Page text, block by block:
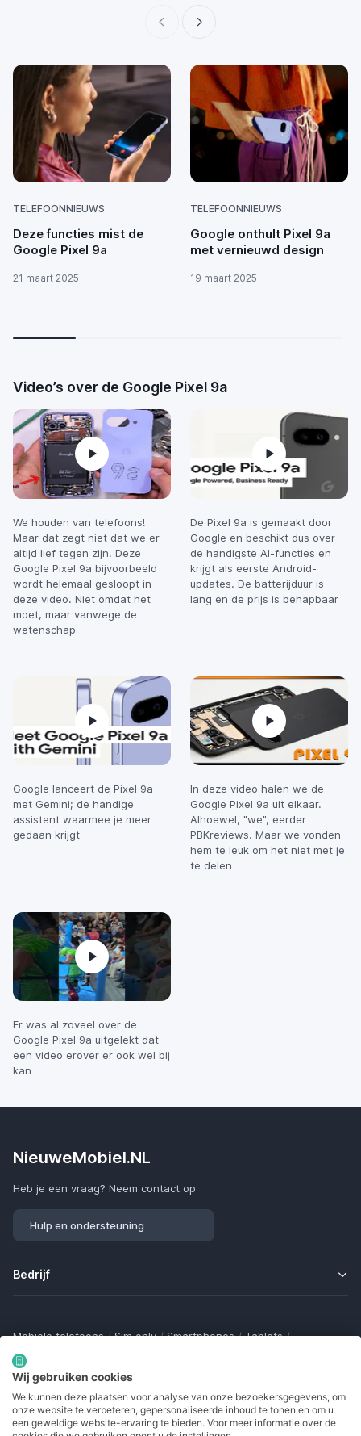
TELEFOONNIEUWS
Deze functies mist de
Google Pixel 9a
21 maart 2025
TELEFOONNIEUWS
Google onthult Pixel 9a
met vernieuwd design
19 maart 2025
Video’s over de Google Pixel 9a
We houden van telefoons!
Maar dat zegt niet dat we er
altijd lief tegen zijn. Deze
Google Pixel 9a bijvoorbeeld
wordt helemaal gesloopt in
deze video. Niet omdat het
moet, maar vanwege de
wetenschap
De Pixel 9a is gemaakt door
Google en beschikt dus over
de handigste AI-functies en
krijgt als eerste Android-
updates. De batterijduur is
lang en de prijs is behapbaar
Google lanceert de Pixel 9a
met Gemini; de handige
assistent waarmee je meer
gedaan krijgt
In deze video halen we de
Google Pixel 9a uit elkaar.
Alhoewel, "we", eerder
PBKreviews. Maar we vonden
hem te leuk om het niet met je
te delen
Er was al zoveel over de
Google Pixel 9a uitgelekt dat
een video erover er ook wel bij
kan
NieuweMobiel.NL
Heb je een vraag? Neem contact op
Hulp en ondersteuning
Bedrijf
Mobiele telefoons / Sim only / Smartphones / Tablets /
Smartwatches
Bluetooth trackers / Opladers
Samsung Galaxy
Gamingtelefoons / Foldables / Robuuste telefoons /
Seniorentelefoons / Waterdichte telefoons / Refurbished
Wij gebruiken cookies
We kunnen deze plaatsen voor analyse van onze bezoekersgegevens, om
onze website te verbeteren, gepersonaliseerde inhoud te tonen en om u
een geweldige website-ervaring te bieden. Voor meer informatie over de